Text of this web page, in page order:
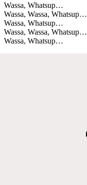
Wassa, Whatsup…
Wassa, Wassa, Whatsup…
Wassa, Whatsup…
Wassa, Wassa, Whatsup…
Wassa, Whatsup…